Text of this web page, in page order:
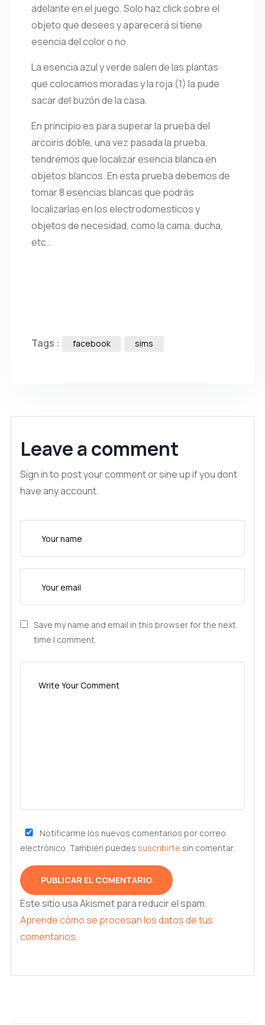
adelante en el juego. Solo haz click sobre el
objeto que desees y aparecerá si tiene
esencia del color o no.
La esencia azul y verde salen de las plantas
que colocamos moradas y la roja (1) la pude
sacar del buzón de la casa.
En principio es para superar la prueba del
arcoiris doble, una vez pasada la prueba,
tendremos que localizar esencia blanca en
objetos blancos. En esta prueba debemos de
tomar 8 esencias blancas que podrás
localizarlas en los electrodomesticos y
objetos de necesidad, como la cama, ducha,
etc…
Tags : facebook sims
Leave a comment
Sign in to post your comment or sine up if you dont
have any account.
Save my name and email in this browser for the next
time I comment.
Notificarme los nuevos comentarios por correo
electrónico. También puedes suscribirte sin comentar.
Este sitio usa Akismet para reducir el spam.
Aprende cómo se procesan los datos de tus
comentarios.